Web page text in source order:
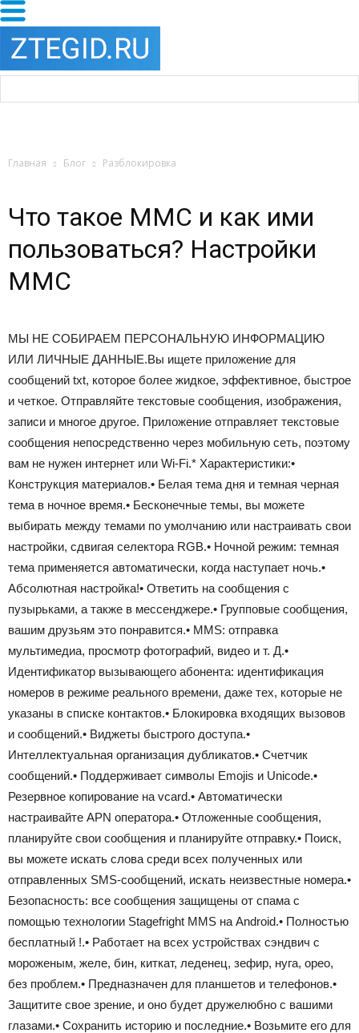
Главная Блог Разблокировка
Что такое ММС и как ими
пользоваться? Настройки
ММС
МЫ НЕ СОБИРАЕМ ПЕРСОНАЛЬНУЮ ИНФОРМАЦИЮ
ИЛИ ЛИЧНЫЕ ДАННЫЕ.Вы ищете приложение для
сообщений txt, которое более жидкое, эффективное, быстрое
и четкое. Отправляйте текстовые сообщения, изображения,
записи и многое другое. Приложение отправляет текстовые
сообщения непосредственно через мобильную сеть, поэтому
вам не нужен интернет или Wi-Fi.* Характеристики:•
Конструкция материалов.• Белая тема дня и темная черная
тема в ночное время.• Бесконечные темы, вы можете
выбирать между темами по умолчанию или настраивать свои
настройки, сдвигая селектора RGB.• Ночной режим: темная
тема применяется автоматически, когда наступает ночь.•
Абсолютная настройка!• Ответить на сообщения с
пузырьками, а также в мессенджере.• Групповые сообщения,
вашим друзьям это понравится.• MMS: отправка
мультимедиа, просмотр фотографий, видео и т. Д.•
Идентификатор вызывающего абонента: идентификация
номеров в режиме реального времени, даже тех, которые не
указаны в списке контактов.• Блокировка входящих вызовов
и сообщений.• Виджеты быстрого доступа.•
Интеллектуальная организация дубликатов.• Счетчик
сообщений.• Поддерживает символы Emojis и Unicode.•
Резервное копирование на vcard.• Автоматически
настраивайте APN оператора.• Отложенные сообщения,
планируйте свои сообщения и планируйте отправку.• Поиск,
вы можете искать слова среди всех полученных или
отправленных SMS-сообщений, искать неизвестные номера.•
Безопасность: все сообщения защищены от спама с
помощью технологии Stagefright MMS на Android.• Полностью
бесплатный !.• Работает на всех устройствах сэндвич с
мороженым, желе, бин, киткат, леденец, зефир, нуга, орео,
без проблем.• Предназначен для планшетов и телефонов.•
Защитите свое зрение, и оно будет дружелюбно с вашими
глазами.• Сохранить историю и последние.• Возьмите его для